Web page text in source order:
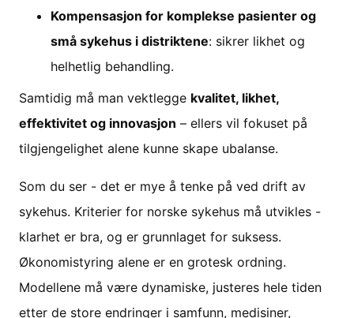
Kompensasjon for komplekse pasienter og
små sykehus i distriktene: sikrer likhet og
helhetlig behandling.
Samtidig må man vektlegge kvalitet, likhet,
effektivitet og innovasjon – ellers vil fokuset på
tilgjengelighet alene kunne skape ubalanse.
Som du ser - det er mye å tenke på ved drift av
sykehus. Kriterier for norske sykehus må utvikles -
klarhet er bra, og er grunnlaget for suksess.
Økonomistyring alene er en grotesk ordning.
Modellene må være dynamiske, justeres hele tiden
etter de store endringer i samfunn, medisiner,